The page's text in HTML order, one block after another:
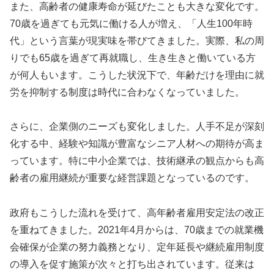
また、高齢者の健康寿命が延びたことも大きな変化です。
70歳を過ぎても元気に働ける人が増え、「人生100年時
代」という言葉が現実味を帯びてきました。実際、私の周
りでも65歳を過ぎて再就職し、生き生きと働いている方
が何人もいます。こうした状況下で、年齢だけを理由に就
労を抑制する制度は時代に合わなくなっていました。
さらに、企業側のニーズも変化しました。人手不足が深刻
化する中、経験や知識が豊富なシニア人材への期待が高ま
っています。特に中小企業では、技術継承の観点からも高
齢者の雇用継続が重要な経営課題となっているのです。
政府もこうした流れを受けて、高年齢者雇用安定法の改正
を重ねてきました。2021年4月からは、70歳までの就業機
会確保が企業の努力義務となり、定年延長や継続雇用制度
の導入を促す施策が次々と打ち出されています。従来は